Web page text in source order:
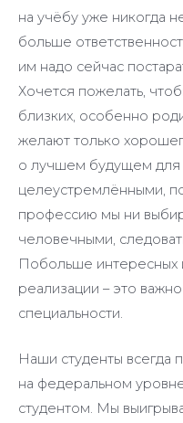
на учёбу уже никогда
больше
им надо сейчас
Хочется пожелать,
близких, особенно
желают только
о лучшем будущем для
целеустремлёнными,
профессию мы ни
человечными,
Побольше интересных
реализации – это
специальности.
Наши студенты всегда
на федеральном
студентом. Мы